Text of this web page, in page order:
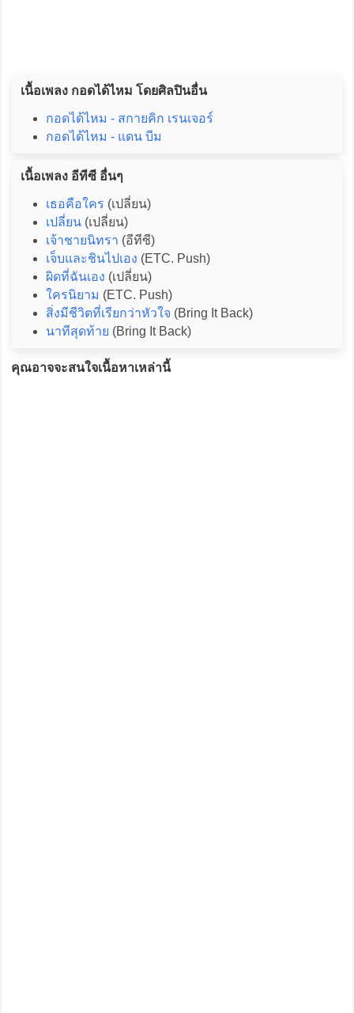
เนื้อเพลง กอดได้ไหม โดยศิลปินอื่น
กอดได้ไหม - สกายคิก เรนเจอร์
กอดได้ไหม - แดน บีม
เนื้อเพลง อีทีซี อื่นๆ
เธอคือใคร (เปลี่ยน)
เปลี่ยน(เปลี่ยน)
เจ้าชายนิทรา (อีทีซี)
เจ็บและชินไปเอง (ETC. Push)
ผิดที่ฉันเอง (เปลี่ยน)
ใครนิยาม (ETC. Push)
สิ่งมีชีวิตที่เรียกว่าหัวใจ (Bring It Back)
นาทีสุดท้าย (Bring It Back)
คุณอาจจะสนใจเนื้อหาเหล่านี้